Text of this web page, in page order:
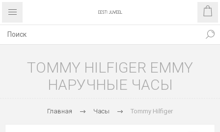
TOMMY HILFIGER EMMY
НАРУЧНЫЕ ЧАСЫ
Главная Часы Tommy Hilfiger